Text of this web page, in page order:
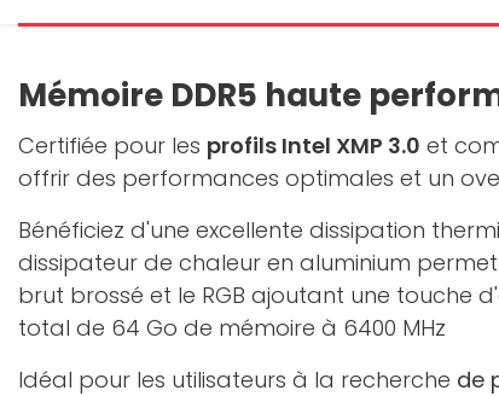
Mémoire DDR5 haute
Certifiée pour les profils Intel XMP 3.0 et
offrir des performances optimales et un
Bénéficiez d'une excellente dissipation
dissipateur de chaleur en aluminium
brut brossé et le RGB ajoutant une touche
total de 64 Go de mémoire à 6400 MHz
Idéal pour les utilisateurs à la recherche de